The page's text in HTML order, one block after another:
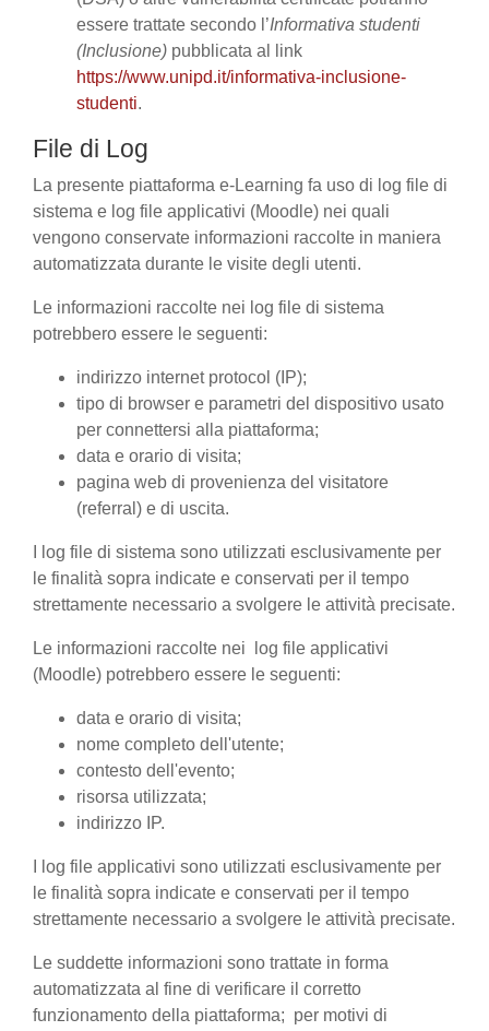
essere trattate secondo l’Informativa studenti
(Inclusione) pubblicata al link
https://www.unipd.it/informativa-inclusione-
studenti.
File di Log
La presente piattaforma e-Learning fa uso di log file di
sistema e log file applicativi (Moodle) nei quali
vengono conservate informazioni raccolte in maniera
automatizzata durante le visite degli utenti.
Le informazioni raccolte nei log file di sistema
potrebbero essere le seguenti:
indirizzo internet protocol (IP);
tipo di browser e parametri del dispositivo usato
per connettersi alla piattaforma;
data e orario di visita;
pagina web di provenienza del visitatore
(referral) e di uscita.
I log file di sistema sono utilizzati esclusivamente per
le finalità sopra indicate e conservati per il tempo
strettamente necessario a svolgere le attività precisate.
Le informazioni raccolte nei log file applicativi
(Moodle) potrebbero essere le seguenti:
data e orario di visita;
nome completo dell'utente;
contesto dell'evento;
risorsa utilizzata;
indirizzo IP.
I log file applicativi sono utilizzati esclusivamente per
le finalità sopra indicate e conservati per il tempo
strettamente necessario a svolgere le attività precisate.
Le suddette informazioni sono trattate in forma
automatizzata al fine di verificare il corretto
funzionamento della piattaforma; per motivi di